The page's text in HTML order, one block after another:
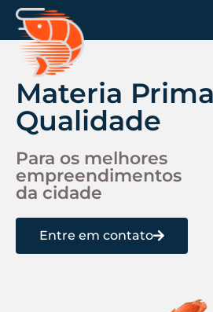
Materia
Qualidade
Para os melhores
empreendimentos
da cidade
Entre em contato